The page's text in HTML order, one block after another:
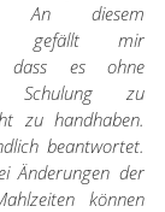
An diesem
gefällt mir
dass es ohne
Schulung zu
zu handhaben.
beantwortet.
Änderungen der
können